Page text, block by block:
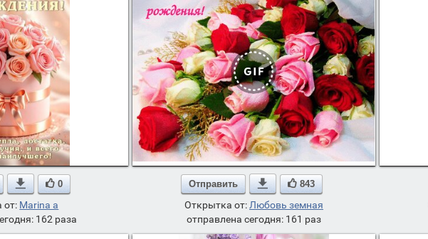
 0
от: Marina a
162 раза
Отправить  843
Открытка от: Любовь земная
отправлена сегодня: 161 раз